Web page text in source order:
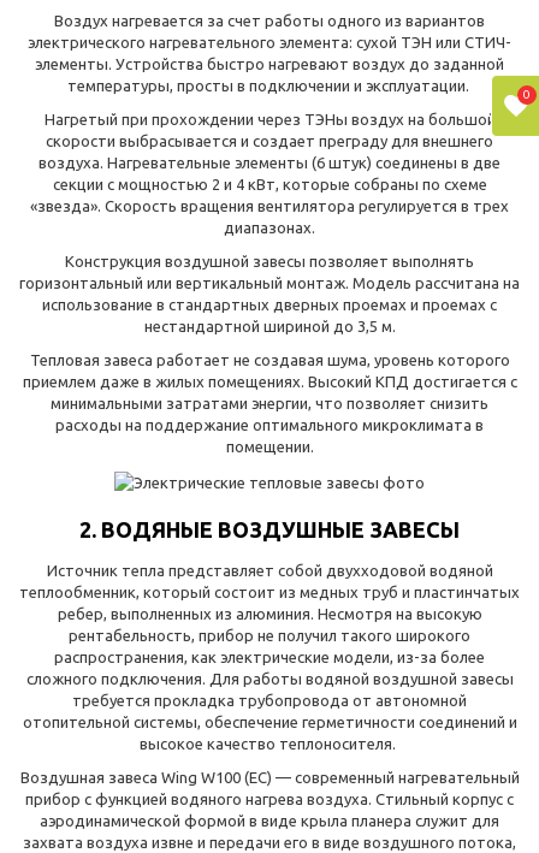
Воздух нагревается за счет работы одного из вариантов
электрического нагревательного элемента: сухой ТЭН или СТИЧ-
элементы. Устройства быстро нагревают воздух до заданной
температуры, просты в подключении и эксплуатации.
Нагретый при прохождении через ТЭНы воздух на большой
скорости выбрасывается и создает преграду для внешнего
воздуха. Нагревательные элементы (6 штук) соединены в две
секции с мощностью 2 и 4 кВт, которые собраны по схеме
«звезда». Скорость вращения вентилятора регулируется в трех
диапазонах.
Конструкция воздушной завесы позволяет выполнять
горизонтальный или вертикальный монтаж. Модель рассчитана на
использование в стандартных дверных проемах и проемах с
нестандартной шириной до 3,5 м.
Тепловая завеса работает не создавая шума, уровень которого
приемлем даже в жилых помещениях. Высокий КПД достигается с
минимальными затратами энергии, что позволяет снизить
расходы на поддержание оптимального микроклимата в
помещении.
2. ВОДЯНЫЕ ВОЗДУШНЫЕ ЗАВЕСЫ
Источник тепла представляет собой двухходовой водяной
теплообменник, который состоит из медных труб и пластинчатых
ребер, выполненных из алюминия. Несмотря на высокую
рентабельность, прибор не получил такого широкого
распространения, как электрические модели, из-за более
сложного подключения. Для работы водяной воздушной завесы
требуется прокладка трубопровода от автономной
отопительной системы, обеспечение герметичности соединений и
высокое качество теплоносителя.
Воздушная завеса Wing W100 (ЕС) — современный нагревательный
прибор с функцией водяного нагрева воздуха. Стильный корпус с
аэродинамической формой в виде крыла планера служит для
захвата воздуха извне и передачи его в виде воздушного потока,
0